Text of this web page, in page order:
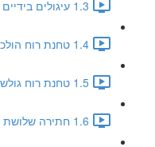
1.3 עיגולים בידיים , רגליים חתירה ועמידה- 10 דקות (0:54)
1.4 טחנת רוח הולכת - 5 דקות (0:58)
1.5 טחנת רוח גולשת - 10 דקות (1:07)
1.6 חתירה שלושת הנקודות - 10 דקות (1:35)